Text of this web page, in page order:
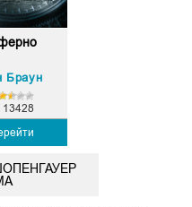
Браун
13428